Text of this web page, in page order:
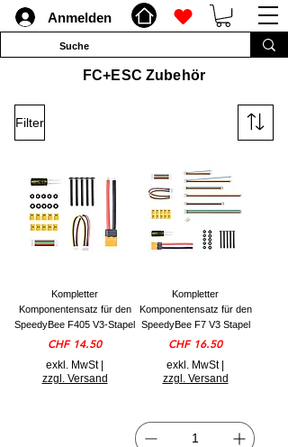
Anmelden
FC+ESC Zubehör
Filter
Kompletter
Komponentensatz für den
SpeedyBee F405 V3-Stapel
Preis
CHF 14.50
exkl. MwSt|
zzgl. Versand
Kompletter
Komponentensatz für den
SpeedyBee F7 V3 Stapel
Preis
CHF 16.50
exkl. MwSt|
zzgl. Versand